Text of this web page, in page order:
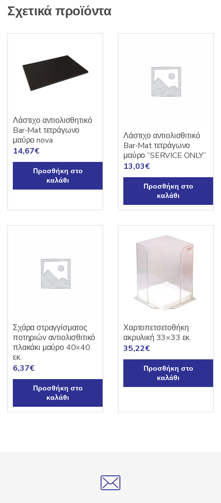
Σχετικά προϊόντα
Λάστιχο αντιολισθητικό
Bar-Mat τετράγωνο
μαύρο nova
14,67€
Προσθήκη στο
καλάθι
Λάστιχο αντιολισθιτικό
Bar-Mat τετράγωνο
μαύρο ”SERVICE ONLY”
13,03€
Προσθήκη στο
καλάθι
Σχάρα στραγγίσματος
ποτηριών αντιολισθιτικό
πλακάκι μαύρο 40×40
εκ.
6,37€
Προσθήκη στο
καλάθι
Χαρτοπετσετοθήκη
ακρυλική 33×33 εκ.
35,22€
Προσθήκη στο
καλάθι